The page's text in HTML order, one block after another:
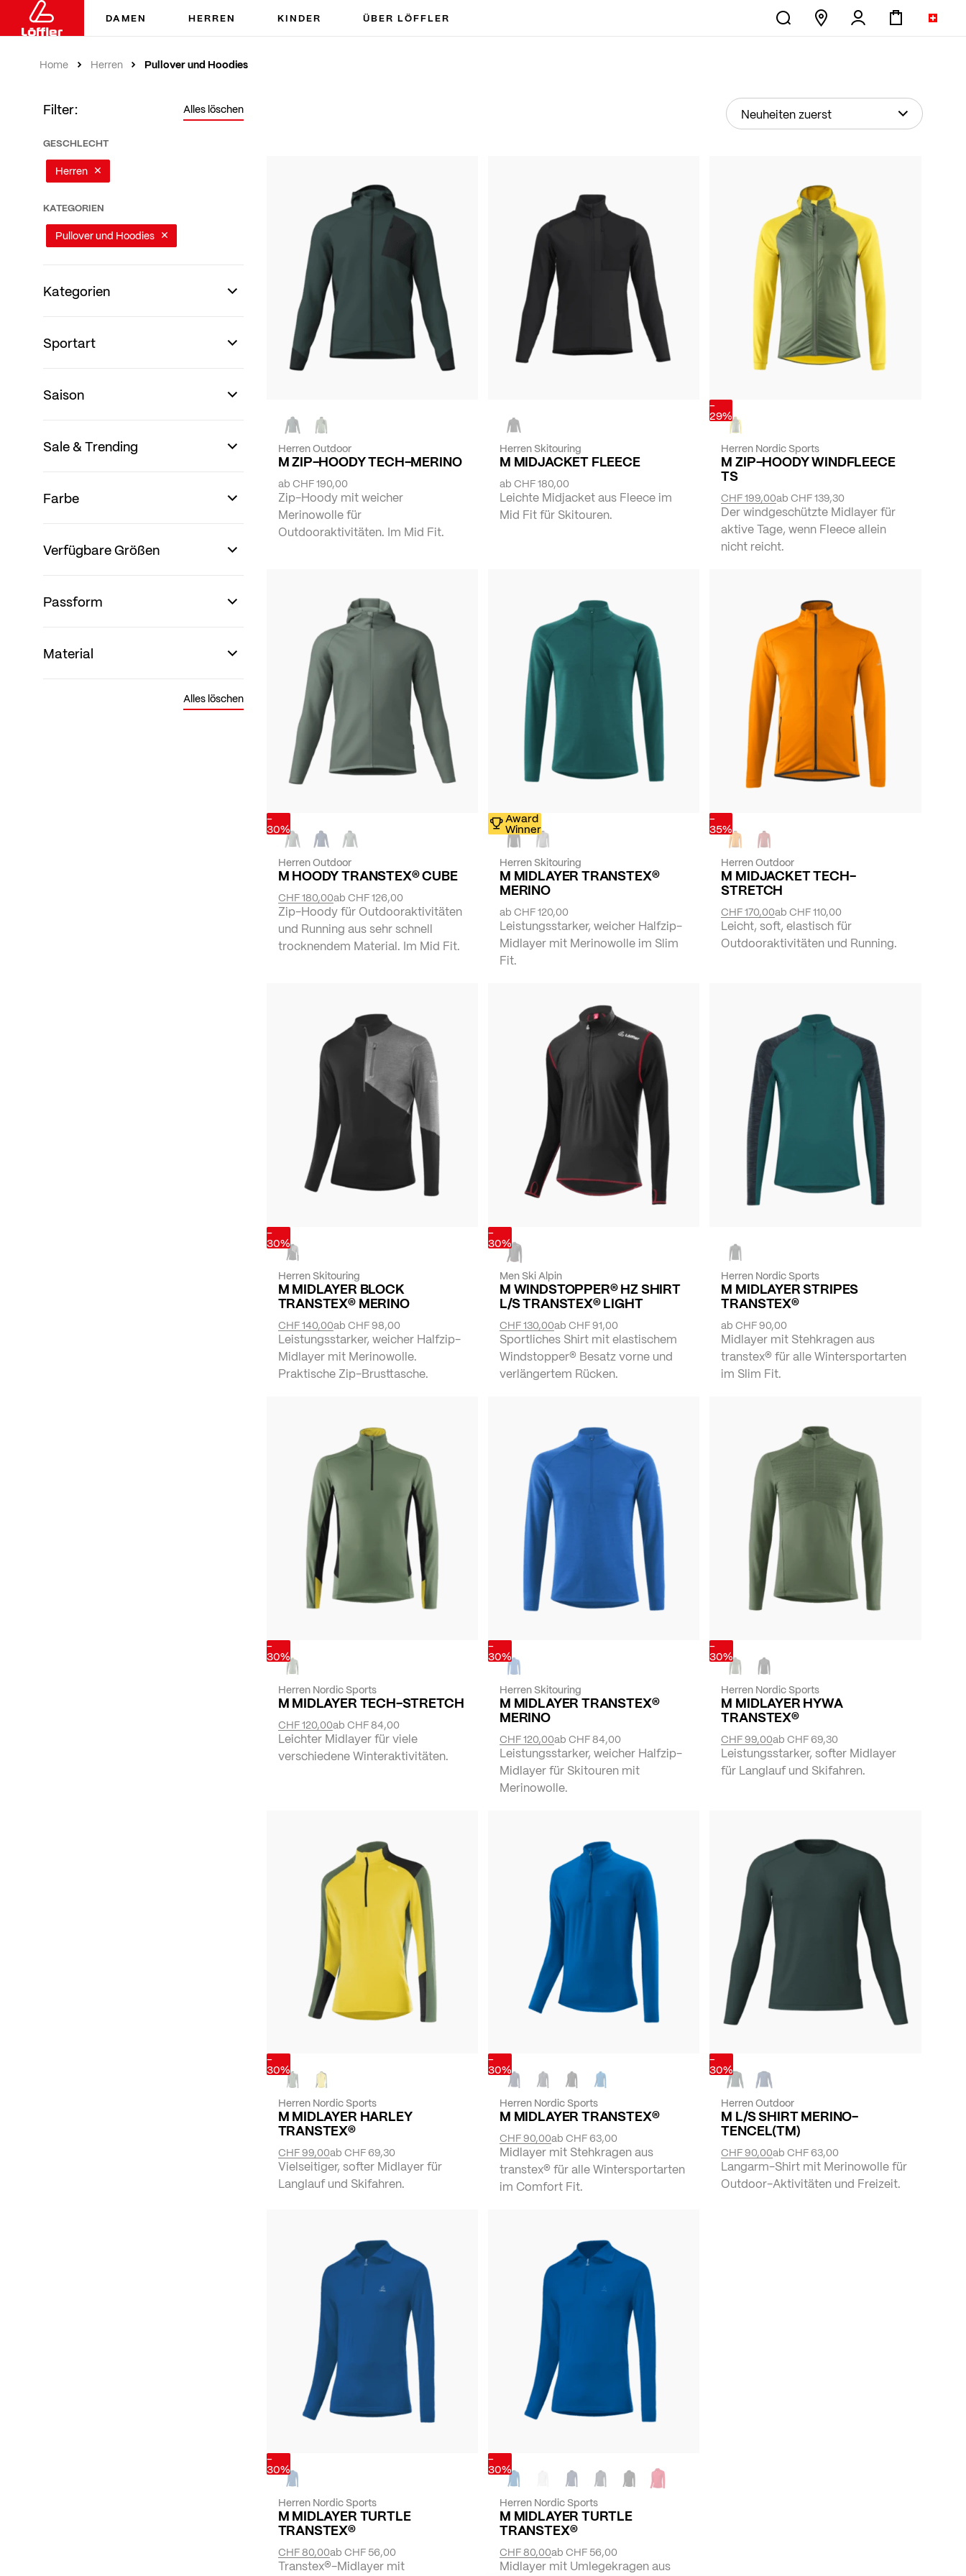
DAMEN HERREN KINDER ÜBER LÖFFLER
Home Herren Pullover und Hoodies
Herren Outdoor
M ZIP-HOODY TECH-MERINO
abCHF 190,00
Zip-Hoody mit weicher
Merinowolle für
Outdooraktivitäten. Im Mid Fit.
Herren Skitouring
M MIDJACKET FLEECE
abCHF 180,00
Leichte Midjacket aus Fleece im
Mid Fit für Skitouren.
-
29%
Herren Nordic Sports
M ZIP-HOODY WINDFLEECE
TS
ab CHF 139,30
CHF 199,00
Der windgeschützte Midlayer für
aktive Tage, wenn Fleece allein
nicht reicht.
-
30%
Herren Outdoor
M HOODY TRANSTEX® CUBE
abCHF 126,00
CHF 180,00
Zip-Hoody für Outdooraktivitäten
und Running aus sehr schnell
trocknendem Material. Im Mid Fit.
Award
Winner
Herren Skitouring
M MIDLAYER TRANSTEX®
MERINO
abCHF 120,00
Leistungsstarker, weicher Halfzip-
Midlayer mit Merinowolle im Slim
Fit.
-
35%
Herren Outdoor
M MIDJACKET TECH-
STRETCH
ab CHF 110,00
CHF 170,00
Leicht, soft, elastisch für
Outdooraktivitäten und Running.
-
30%
Herren Skitouring
M MIDLAYER BLOCK
TRANSTEX® MERINO
abCHF 98,00
CHF 140,00
Leistungsstarker, weicher Halfzip-
Midlayer mit Merinowolle.
Praktische Zip-Brusttasche.
-
30%
Men Ski Alpin
M WINDSTOPPER® HZ SHIRT
L/S TRANSTEX® LIGHT
abCHF 91,00
CHF 130,00
Sportliches Shirt mit elastischem
Windstopper® Besatz vorne und
verlängertem Rücken.
Herren Nordic Sports
M MIDLAYER STRIPES
TRANSTEX®
ab CHF 90,00
Midlayer mit Stehkragen aus
transtex® für alle Wintersportarten
im Slim Fit.
-
30%
Herren Nordic Sports
M MIDLAYER TECH-STRETCH
abCHF 84,00
CHF 120,00
Leichter Midlayer für viele
verschiedene Winteraktivitäten.
-
30%
Herren Skitouring
M MIDLAYER TRANSTEX®
MERINO
abCHF 84,00
CHF 120,00
Leistungsstarker, weicher Halfzip-
Midlayer für Skitouren mit
Merinowolle.
-
30%
Herren Nordic Sports
M MIDLAYER HYWA
TRANSTEX®
ab CHF 69,30
CHF 99,00
Leistungsstarker, softer Midlayer
für Langlauf und Skifahren.
-
30%
Herren Nordic Sports
M MIDLAYER HARLEY
TRANSTEX®
abCHF 69,30
CHF 99,00
Vielseitiger, softer Midlayer für
Langlauf und Skifahren.
-
30%
Herren Nordic Sports
M MIDLAYER TRANSTEX®
abCHF 63,00
CHF 90,00
Midlayer mit Stehkragen aus
transtex® für alle Wintersportarten
im Comfort Fit.
-
30%
Herren Outdoor
M L/S SHIRT MERINO-
TENCEL(TM)
ab CHF 63,00
CHF 90,00
Langarm-Shirt mit Merinowolle für
Outdoor-Aktivitäten und Freizeit.
-
30%
Herren Nordic Sports
M MIDLAYER TURTLE
TRANSTEX®
abCHF 56,00
CHF 80,00
Transtex®-Midlayer mit
-
30%
Herren Nordic Sports
M MIDLAYER TURTLE
TRANSTEX®
abCHF 56,00
CHF 80,00
Midlayer mit Umlegekragen aus
Filter:
GESCHLECHT
Herren
KATEGORIEN
Pullover und Hoodies
Alles löschen
Kategorien
Sportart
Saison
Sale & Trending
Farbe
Verfügbare Größen
Passform
Material
Alles löschen